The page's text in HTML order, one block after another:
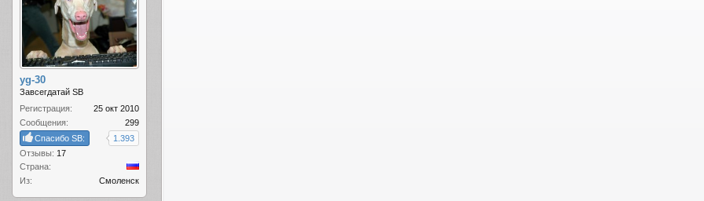
yg-30
Завсегдатай SB
Регистрация:
25 окт 2010
Сообщения:
299
Спасибо SB:
1.393
Отзывы: 17
Страна:
Из:
Смоленск